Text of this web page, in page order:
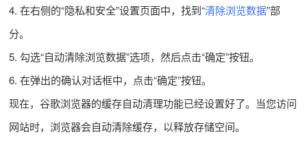
4. 在右侧的“隐私和安全”设置页面中，找到“清除浏览数据”部
分。
5. 勾选“自动清除浏览数据”选项，然后点击“确定”按钮。
6. 在弹出的确认对话框中，点击“确定”按钮。
现在，谷歌浏览器的缓存自动清理功能已经设置好了。当您访问
网站时，浏览器会自动清除缓存，以释放存储空间。